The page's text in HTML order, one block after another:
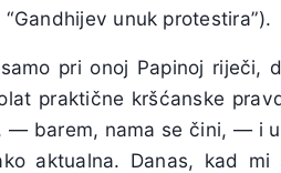
unuk protestira”).
pri onoj Papinoj riječi,
praktične kršćanske
— barem, nama se čini, — i
aktualna. Danas, kad